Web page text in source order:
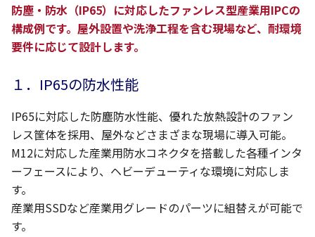
防塵・防水（IP65）に対応したファンレス型産業用IPCの
構成例です。屋外設置や洗浄工程を含む現場など、耐環境
要件に応じて設計します。
１．IP65の防水性能
IP65に対応した防塵防水性能、優れた放熱設計のファン
レス筐体を採用、屋外などさまざまな現場に導入可能。
M12に対応した産業用防水コネクタを搭載した各種インタ
ーフェースにより、ヘビーデューティな環境に対応しま
す。
産業用SSDなど産業用グレードのパーツに組替えが可能で
す。